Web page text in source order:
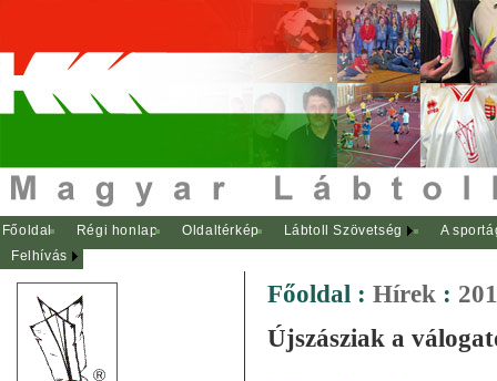
Főoldal Régi honlap Oldaltérkép Lábtoll Szövetség
A
Felhívás
Főoldal : Hírek :
Újszásziak a